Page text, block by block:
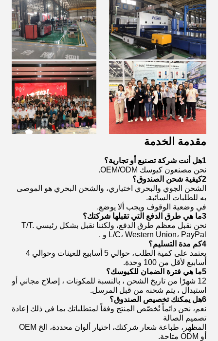
مقدمة الخدمة
1هل أنت شركة تصنيع أو تجارية؟
نحن مصنعون كيوسك OEM/ODM.
2كيفية شحن الصندوق؟
الشحن الجوي والبحري اختياري، والشحن البحري هو الموصى
به للطلبات السائبة.
في وضعية الوقوف ويجب ألا يوضع.
3ما هي طرق الدفع التي تقبلها شركتك؟
نحن نقبل معظم طرق الدفع، ولكننا نقبل بشكل رئيسي T/T.
L/C، Western Union، PayPal و .
4كم مدة التسليم؟
يعتمد على كمية الطلب، حوالي 5 أسابيع للعينات وحوالي 4
أسابيع لأقل من 100 وحدة.
5ما هي فترة الضمان للكيوسك؟
12 شهرًا من تاريخ الشحن ، بالنسبة للمكونات ، إصلاح مجاني أو
استبدال ، يتم شحنه من قبل المرسل.
6هل يمكنك تخصيص الصندوق؟
نعم، نحن دائماً نُخصّص المنتج وفقاً لمتطلباتك بما في ذلك إعادة
تصميم الصالة
المظهر، طباعة شعار شركتك، اختيار ألوان محددة، الخ OEM
أو ODM متاحة.